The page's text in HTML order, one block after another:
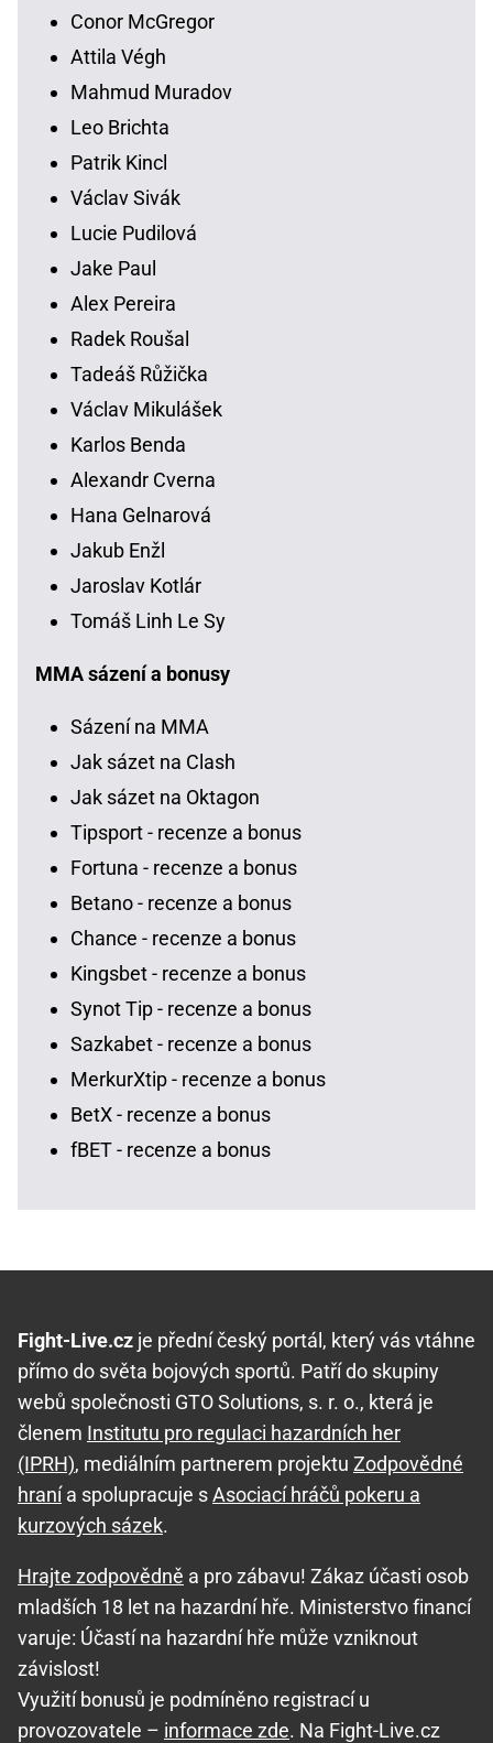
Conor McGregor
Attila Végh
Mahmud Muradov
Leo Brichta
Patrik Kincl
Václav Sivák
Lucie Pudilová
Jake Paul
Alex Pereira
Radek Roušal
Tadeáš Růžička
Václav Mikulášek
Karlos Benda
Alexandr Cverna
Hana Gelnarová
Jakub Enžl
Jaroslav Kotlár
Tomáš Linh Le Sy
MMA sázení a bonusy
Sázení na MMA
Jak sázet na Clash
Jak sázet na Oktagon
Tipsport - recenze a bonus
Fortuna - recenze a bonus
Betano - recenze a bonus
Chance - recenze a bonus
Kingsbet - recenze a bonus
Synot Tip - recenze a bonus
Sazkabet - recenze a bonus
MerkurXtip - recenze a bonus
BetX - recenze a bonus
fBET - recenze a bonus
Fight-Live.cz je přední český portál, který vás vtáhne
přímo do světa bojových sportů. Patří do skupiny
webů společnosti GTO Solutions, s. r. o., která je
členem Institutu pro regulaci hazardních her
(IPRH), mediálním partnerem projektu Zodpovědné
hranía spolupracuje sAsociací hráčů pokeru a
kurzových sázek.
Hrajte zodpovědně a pro zábavu! Zákaz účasti osob
mladších 18 let na hazardní hře. Ministerstvo financí
varuje: Účastí na hazardní hře může vzniknout
závislost!
Využití bonusů je podmíněno registrací u
provozovatele – informace zde. Na Fight-Live.cz